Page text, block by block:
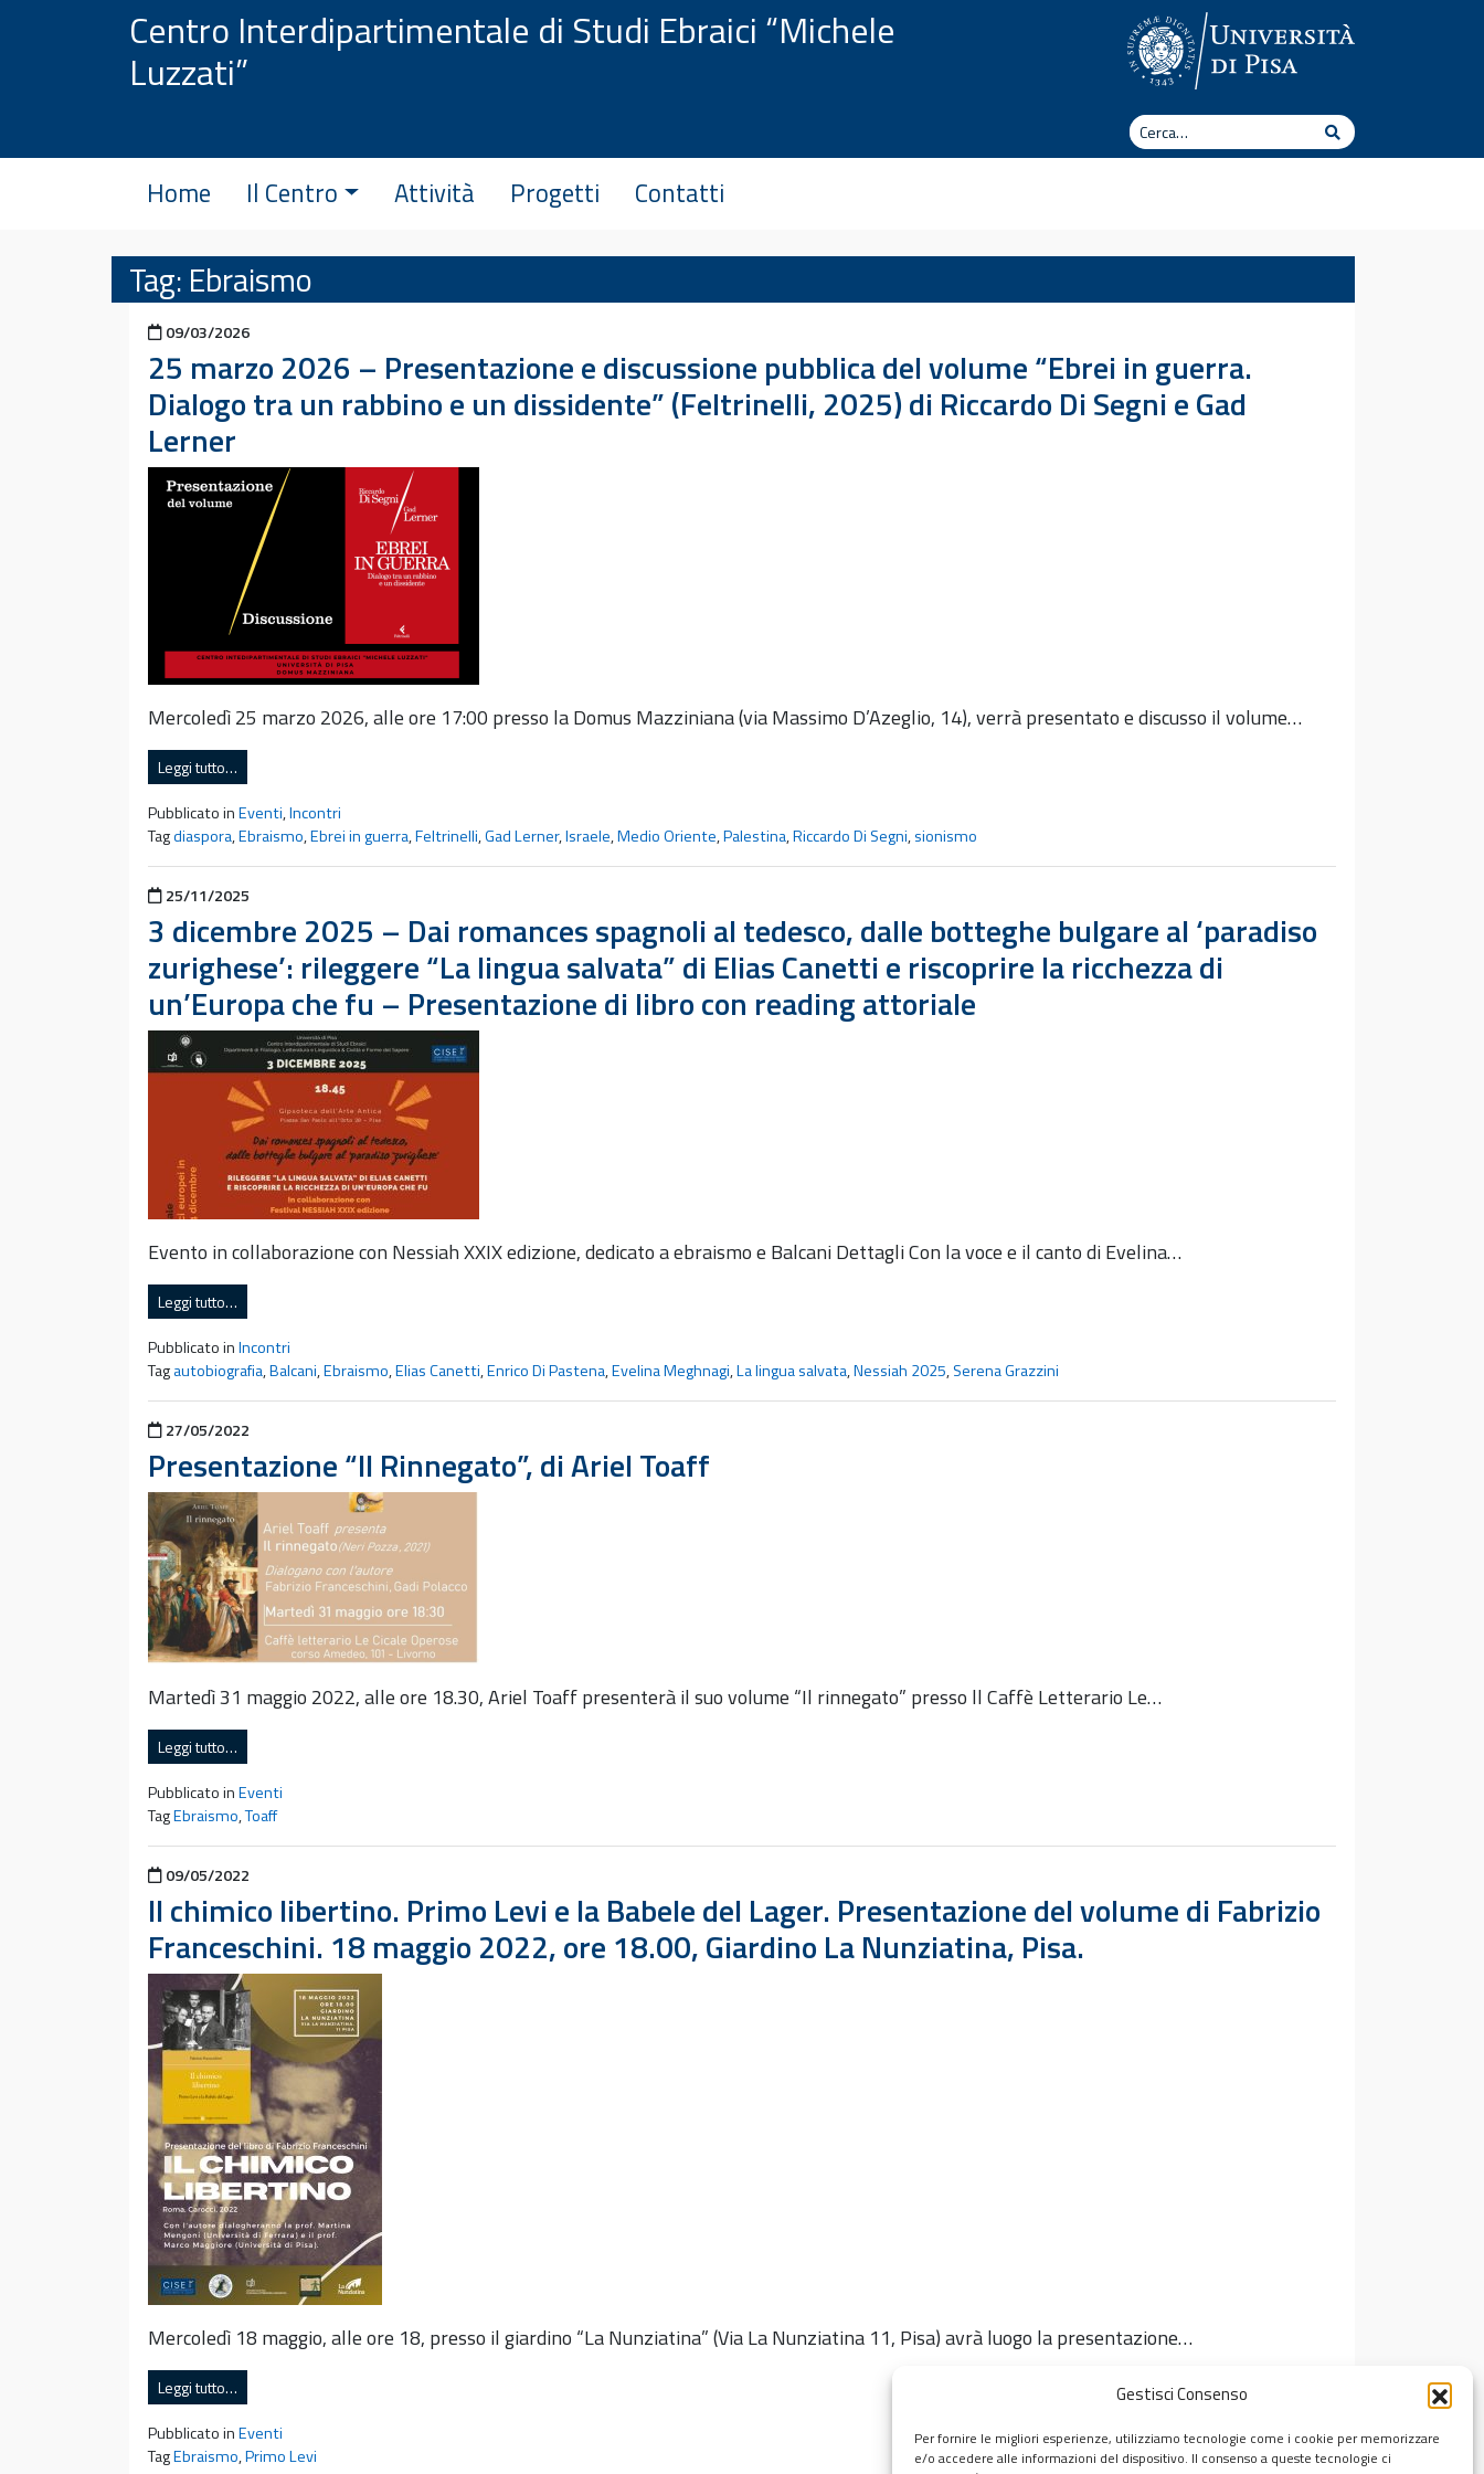
Gestisci Consenso
Per fornire le migliori esperienze, utilizziamo tecnologie come i cookie per memorizzare
e/o accedere alle informazioni del dispositivo. Il consenso a queste tecnologie ci
Vai al contenutoCentro Interdipartimentale di Studi Ebraici “Michele
Luzzati”
Cerca
Cerca
Home Il Centro Attività Progetti Contatti
Tag: Ebraismo
Pubblicato il
09/03/2026
25 marzo 2026 – Presentazione e discussione pubblica del volume “Ebrei in guerra.
Dialogo tra un rabbino e un dissidente” (Feltrinelli, 2025) di Riccardo Di Segni e Gad
Lerner
Mercoledì ​25 marzo 2026, alle ore 17:00 presso la Domus Mazziniana (via Massimo D’Azeglio, 14), verrà presentato e discusso il volume…
Leggi tutto…
Pubblicato inEventi,Incontri
Tagdiaspora,Ebraismo,Ebrei in guerra,Feltrinelli,Gad Lerner,Israele,Medio Oriente,Palestina,Riccardo Di Segni,sionismo
Pubblicato il
25/11/2025
3 dicembre 2025 – Dai romances spagnoli al tedesco, dalle botteghe bulgare al ‘paradiso
zurighese’: rileggere “La lingua salvata” di Elias Canetti e riscoprire la ricchezza di
un’Europa che fu – Presentazione di libro con reading attoriale
Evento in collaborazione con Nessiah XXIX edizione, dedicato a ebraismo e Balcani Dettagli Con la voce e il canto di Evelina…
Leggi tutto…
Pubblicato inIncontri
Tagautobiografia,Balcani,Ebraismo,Elias Canetti,Enrico Di Pastena,Evelina Meghnagi,La lingua salvata,Nessiah 2025,Serena Grazzini
Pubblicato il
27/05/2022
Presentazione “Il Rinnegato”, di Ariel Toaff
Martedì 31 maggio 2022, alle ore 18.30, Ariel Toaff presenterà il suo volume “Il rinnegato” presso ll Caffè Letterario Le…
Leggi tutto…
Pubblicato inEventi
TagEbraismo,Toaff
Pubblicato il
09/05/2022
Il chimico libertino. Primo Levi e la Babele del Lager. Presentazione del volume di Fabrizio
Franceschini. 18 maggio 2022, ore 18.00, Giardino La Nunziatina, Pisa.
Mercoledì 18 maggio, alle ore 18, presso il giardino “La Nunziatina” (Via La Nunziatina 11, Pisa) avrà luogo la presentazione…
Leggi tutto…
Pubblicato inEventi
TagEbraismo,Primo Levi